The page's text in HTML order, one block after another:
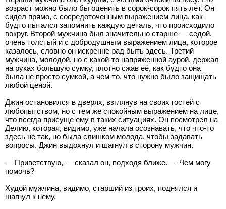
возраст можно было бы оценить в сорок-сорок пять лет. Он
сидел прямо, с сосредоточенным выражением лица, как
будто пытался запомнить каждую деталь, что происходило
вокруг. Второй мужчина был значительно старше — седой,
очень толстый и с добродушным выражением лица, которое
казалось, словно он искренне рад быть здесь. Третий
мужчина, молодой, но с какой-то напряженной аурой, держал
на руках большую сумку, плотно сжав её, как будто она
была не просто сумкой, а чем-то, что нужно было защищать
любой ценой.
Джин остановился в дверях, взглянув на своих гостей с
любопытством, но с тем же спокойным выражением на лице,
что всегда присуще ему в таких ситуациях. Он посмотрел на
Делию, которая, видимо, уже начала осознавать, что что-то
здесь не так, но была слишком молода, чтобы задавать
вопросы. Джин выдохнул и шагнул в сторону мужчин.
— Приветствую, — сказал он, подходя ближе. — Чем могу
помочь?
Худой мужчина, видимо, старший из троих, поднялся и
шагнул к нему.